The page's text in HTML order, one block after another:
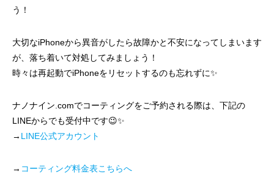
う！
大切なiPhoneから異音がしたら故障かと不安になってしまいます
が、落ち着いて対処してみましょう！
時々は再起動でiPhoneをリセットするのも忘れずに✨
ナノナイン.comでコーティングをご予約される際は、下記の
LINEからでも受付中です😉✨
→ LINE公式アカウント
→ コーティング料金表こちらへ